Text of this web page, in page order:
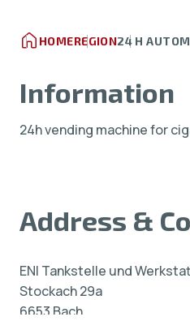
HOMEREGION24 H
Information
24h vending machine for
Address &
ENI Tankstelle und
Stockach 29a
6653 Bach